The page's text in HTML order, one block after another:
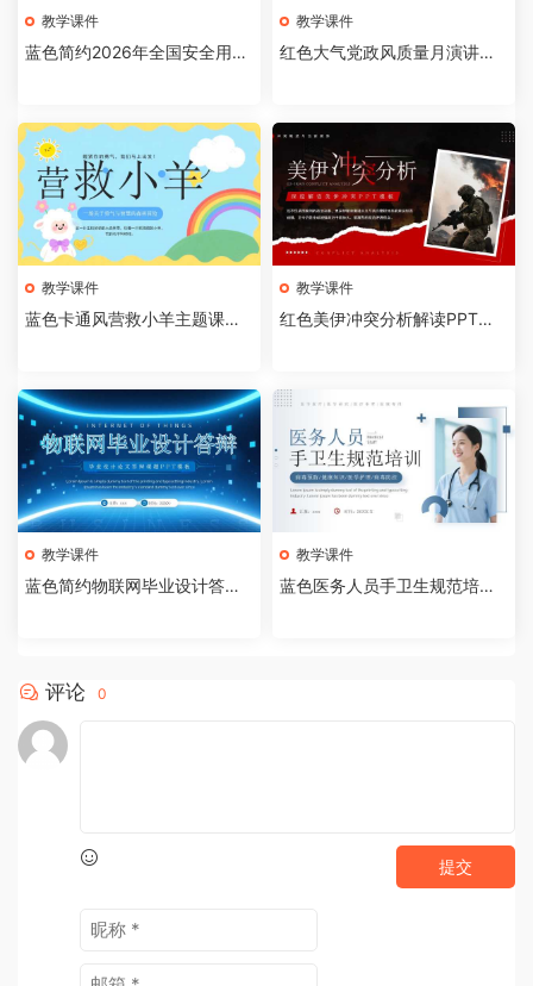
教学课件
蓝色简约2026年全国安全用药
教学课件
红色大气党政风质量月演讲比
教学课件
蓝色卡通风营救小羊主题课件P
教学课件
红色美伊冲突分析解读PPT模
教学课件
蓝色简约物联网毕业设计答辩P
教学课件
蓝色医务人员手卫生规范培训
评论 0
提交